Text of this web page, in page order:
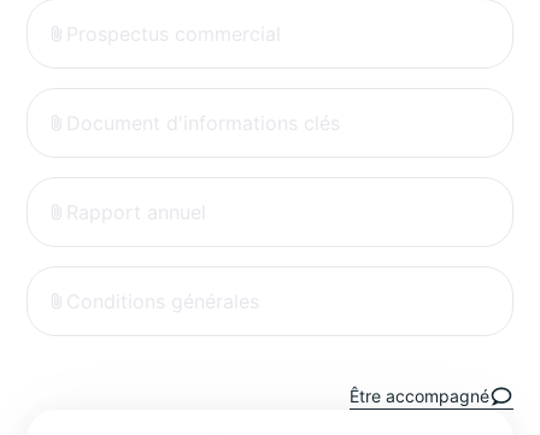
Prospectus commercial
Document d'informations clés
Rapport annuel
Conditions générales
Être accompagné